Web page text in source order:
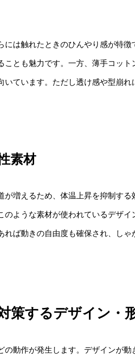
には触れたときのひんやり感が特徴
とも魅力です。一方、薄手コット
いています。ただし透け感や型崩れ
素材
が増えるため、体温上昇を抑制する
のような素材が使われているデザイ
れば動きの自由度も確保され、しゃ
策するデザイン・
動作が発生します。デザインが動